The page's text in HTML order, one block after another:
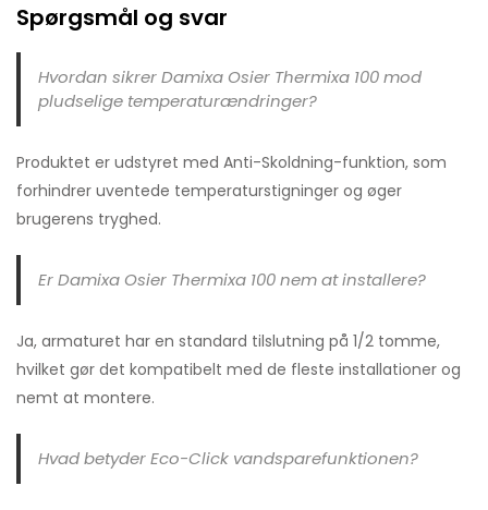
Spørgsmål og svar
Hvordan sikrer Damixa Osier Thermixa 100 mod
pludselige temperaturændringer?
Produktet er udstyret med Anti-Skoldning-funktion, som
forhindrer uventede temperaturstigninger og øger
brugerens tryghed.
Er Damixa Osier Thermixa 100 nem at installere?
Ja, armaturet har en standard tilslutning på 1/2 tomme,
hvilket gør det kompatibelt med de fleste installationer og
nemt at montere.
Hvad betyder Eco-Click vandsparefunktionen?